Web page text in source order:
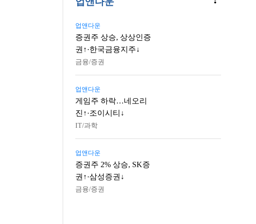
업앤다운
증권주 상승, 상상인증
권↑·한국금융지주↓
금융/증권
업앤다운
게임주 하락…네오리
진↑·조이시티↓
IT/과학
업앤다운
증권주 2% 상승, SK증
권↑·삼성증권↓
금융/증권